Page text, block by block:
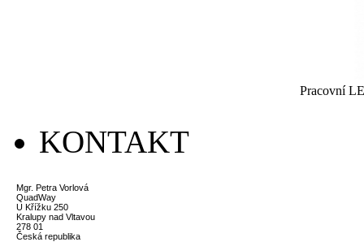
Pracovní
KONTAKT
Mgr. Petra Vorlová
QuadWay
U Křížku 250
Kralupy nad Vltavou
278 01
Česká republika